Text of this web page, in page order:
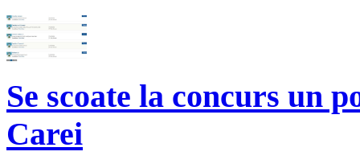
Se scoate la concurs un
Carei